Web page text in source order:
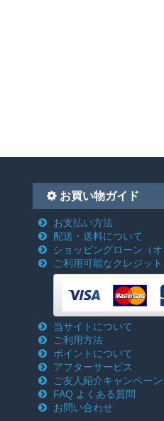
お買い物ガイド
お支払い方法
配送・送料について
ショッピングローン （
ご利用可能なクレジッ
当サイトについて
ご利用方法
ポイントについて
アフターサービス
ご友人紹介キャンペーン
FAQ よくある質問
お問い合わせ